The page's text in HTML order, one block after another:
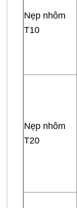
Nẹp nhôm
T10
Nẹp nhôm
T20